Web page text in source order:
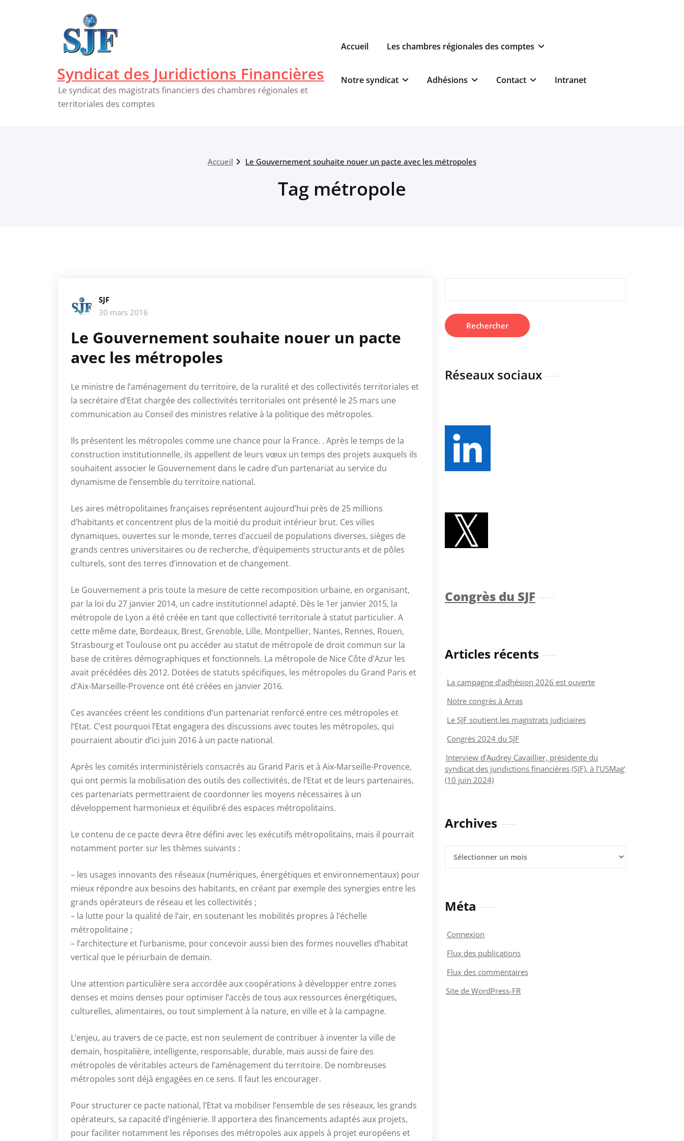
Syndicat des Juridictions Financières
Le syndicat des magistrats financiers des chambres régionales et
territoriales des comptes
Accueil Les chambres régionales des comptes
Notre syndicat Adhésions Contact Intranet
Accueil Le Gouvernement souhaite nouer un pacte avec les métropoles
Tag métropole
SJF
30 mars 2016
Le Gouvernement souhaite nouer un pacte
avec les métropoles
Le ministre de l’aménagement du territoire, de la ruralité et des collectivités territoriales et
la secrétaire d’Etat chargée des collectivités territoriales ont présenté le 25 mars une
communication au Conseil des ministres relative à la politique des métropoles.
Ils présentent les métropoles comme une chance pour la France. . Après le temps de la
construction institutionnelle, ils appellent de leurs vœux un temps des projets auxquels ils
souhaitent associer le Gouvernement dans le cadre d’un partenariat au service du
dynamisme de l’ensemble du territoire national.
Les aires métropolitaines françaises représentent aujourd’hui près de 25 millions
d’habitants et concentrent plus de la moitié du produit intérieur brut. Ces villes
dynamiques, ouvertes sur le monde, terres d’accueil de populations diverses, sièges de
grands centres universitaires ou de recherche, d’équipements structurants et de pôles
culturels, sont des terres d’innovation et de changement.
Le Gouvernement a pris toute la mesure de cette recomposition urbaine, en organisant,
par la loi du 27 janvier 2014, un cadre institutionnel adapté. Dès le 1er janvier 2015, la
métropole de Lyon a été créée en tant que collectivité territoriale à statut particulier. A
cette même date, Bordeaux, Brest, Grenoble, Lille, Montpellier, Nantes, Rennes, Rouen,
Strasbourg et Toulouse ont pu accéder au statut de métropole de droit commun sur la
base de critères démographiques et fonctionnels. La métropole de Nice Côte d’Azur les
avait précédées dès 2012. Dotées de statuts spécifiques, les métropoles du Grand Paris et
d’Aix-Marseille-Provence ont été créées en janvier 2016.
Ces avancées créent les conditions d’un partenariat renforcé entre ces métropoles et
l’Etat. C’est pourquoi l’Etat engagera des discussions avec toutes les métropoles, qui
pourraient aboutir d’ici juin 2016 à un pacte national.
Après les comités interministériels consacrés au Grand Paris et à Aix-Marseille-Provence,
qui ont permis la mobilisation des outils des collectivités, de l’Etat et de leurs partenaires,
ces partenariats permettraient de coordonner les moyens nécessaires à un
développement harmonieux et équilibré des espaces métropolitains.
Le contenu de ce pacte devra être défini avec les exécutifs métropolitains, mais il pourrait
notamment porter sur les thèmes suivants :
– les usages innovants des réseaux (numériques, énergétiques et environnementaux) pour
mieux répondre aux besoins des habitants, en créant par exemple des synergies entre les
grands opérateurs de réseau et les collectivités ;
– la lutte pour la qualité de l’air, en soutenant les mobilités propres à l’échelle
métropolitaine ;
– l’architecture et l’urbanisme, pour concevoir aussi bien des formes nouvelles d’habitat
vertical que le périurbain de demain.
Une attention particulière sera accordée aux coopérations à développer entre zones
denses et moins denses pour optimiser l’accès de tous aux ressources énergétiques,
culturelles, alimentaires, ou tout simplement à la nature, en ville et à la campagne.
L’enjeu, au travers de ce pacte, est non seulement de contribuer à inventer la ville de
demain, hospitalière, intelligente, responsable, durable, mais aussi de faire des
métropoles de véritables acteurs de l’aménagement du territoire. De nombreuses
métropoles sont déjà engagées en ce sens. Il faut les encourager.
Pour structurer ce pacte national, l’Etat va mobiliser l’ensemble de ses réseaux, les grands
opérateurs, sa capacité d’ingénierie. Il apportera des financements adaptés aux projets,
pour faciliter notamment les réponses des métropoles aux appels à projet européens et
Réseaux sociaux
Congrès du SJF
Articles récents
La campagne d’adhésion 2026 est ouverte
Notre congrès à Arras
Le SJF soutient les magistrats judiciaires
Congrès 2024 du SJF
Interview d’Audrey Cavaillier, présidente du
syndicat des juridictions financières (SJF), à l’USMag’
(10 juin 2024)
Archives
Méta
Connexion
Flux des publications
Flux des commentaires
Site de WordPress-FR